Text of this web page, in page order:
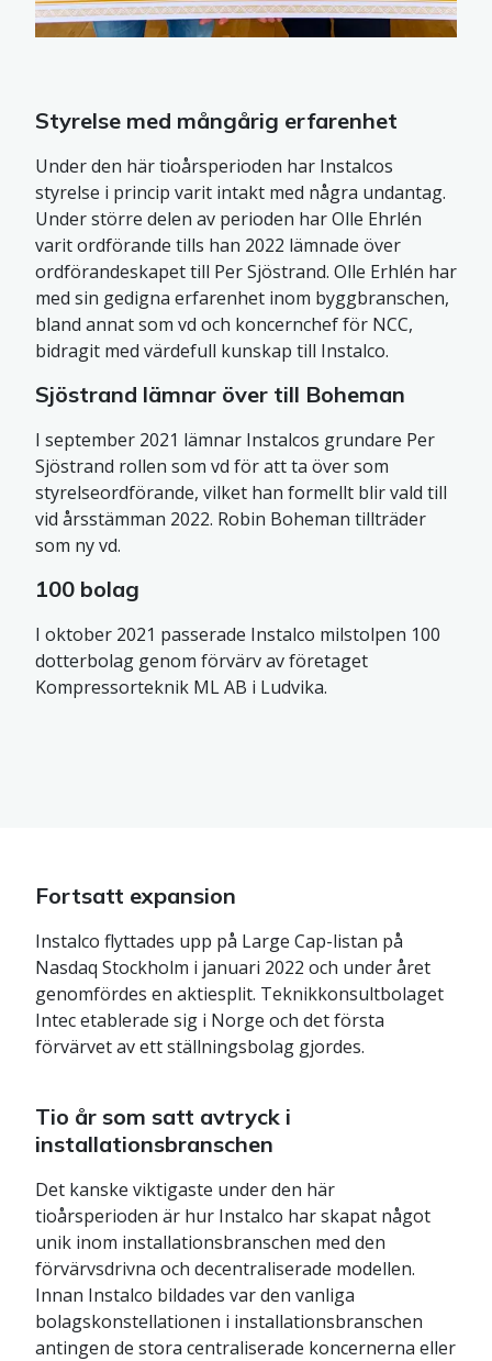
Styrelse med mångårig erfarenhet
Under den här tioårsperioden har Instalcos
styrelse i princip varit intakt med några undantag.
Under större delen av perioden har Olle Ehrlén
varit ordförande tills han 2022 lämnade över
ordförandeskapet till Per Sjöstrand. Olle Erhlén har
med sin gedigna erfarenhet inom byggbranschen,
bland annat som vd och koncernchef för NCC,
bidragit med värdefull kunskap till Instalco.
Sjöstrand lämnar över till Boheman
I september 2021 lämnar Instalcos grundare Per
Sjöstrand rollen som vd för att ta över som
styrelseordförande, vilket han formellt blir vald till
vid årsstämman 2022. Robin Boheman tillträder
som ny vd.
100 bolag
I oktober 2021 passerade Instalco milstolpen 100
dotterbolag genom förvärv av företaget
Kompressorteknik ML AB i Ludvika.
Fortsatt expansion
Instalco flyttades upp på Large Cap-listan på
Nasdaq Stockholm i januari 2022 och under året
genomfördes en aktiesplit. Teknikkonsultbolaget
Intec etablerade sig i Norge och det första
förvärvet av ett ställningsbolag gjordes.
Tio år som satt avtryck i
installationsbranschen
Det kanske viktigaste under den här
tioårsperioden är hur Instalco har skapat något
unik inom installationsbranschen med den
förvärvsdrivna och decentraliserade modellen.
Innan Instalco bildades var den vanliga
bolagskonstellationen i installationsbranschen
antingen de stora centraliserade koncernerna eller